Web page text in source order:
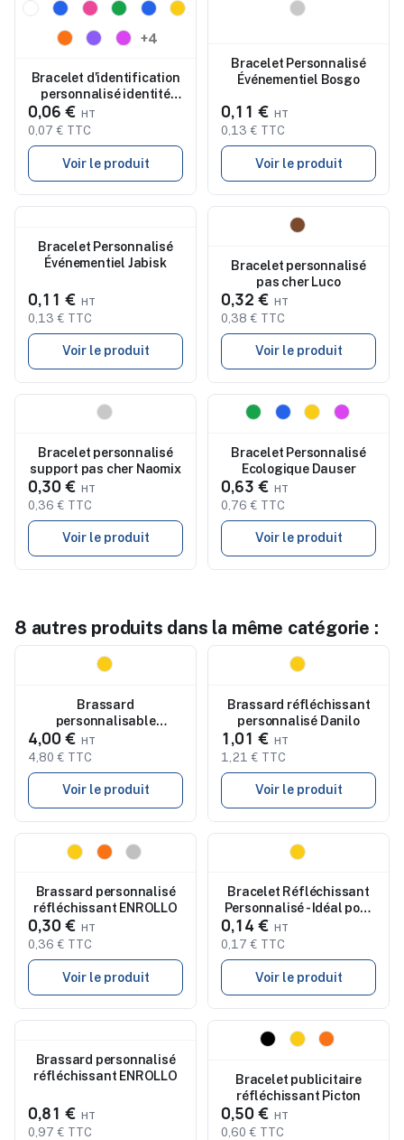
Nouveau
+4
Bracelet d'identification
personnalisé identité
Mendol
0,06 €
0,07 € TTC
Voir le produit
Bracelet Personnalisé
Événementiel Bosgo
0,11 €
0,13 € TTC
Voir le produit
Bracelet Personnalisé
Événementiel Jabisk
0,11 €
0,13 € TTC
Voir le produit
Bracelet personnalisé
pas cher Luco
0,32 €
0,38 € TTC
Voir le produit
Bracelet personnalisé
support pas cher Naomix
0,30 €
0,36 € TTC
Voir le produit
Nouveau
Bracelet Personnalisé
Ecologique Dauser
0,63 €
0,76 € TTC
Voir le produit
8 autres produits dans la même catégorie :
Brassard
personnalisable
fluorescent LED Anni
4,00 €
4,80 € TTC
Voir le produit
Brassard réfléchissant
personnalisé Danilo
1,01 €
1,21 € TTC
Voir le produit
Nouveau
Brassard personnalisé
réfléchissant ENROLLO
0,30 €
0,36 € TTC
Voir le produit
Bracelet Réfléchissant
Personnalisé - Idéal pour
la Sécurité pas cher
0,14 €
0,17 € TTC
Voir le produit
Brassard personnalisé
réfléchissant ENROLLO
0,81 €
0,97 € TTC
Nouveau
Bracelet publicitaire
réfléchissant Picton
0,50 €
0,60 € TTC